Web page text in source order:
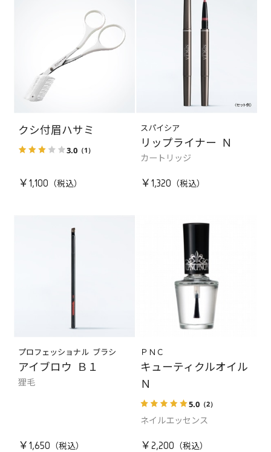
クシ付眉ハサミ
3.0 （1）
￥1,100
スパイシア
リップライナー Ｎ
カートリッジ
￥1,320
プロフェッショナル ブラシ
アイブロウ Ｂ１
狸毛
￥1,650
ＰＮＣ
キューティクルオイル
Ｎ
5.0（2）
ネイルエッセンス
￥2,200